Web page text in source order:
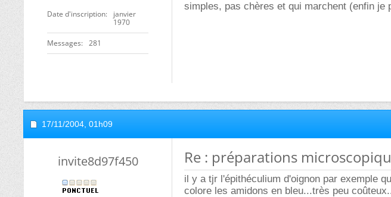
Date d'inscription
janvier
1970
Messages 281
simples, pas chères et qui marchent (enfin je
17/11/2004, 01h09
invite8d97f450 Re : préparations
il y a tjr l'épithéculium d'oignon par exemple
colore les amidons en bleu...très peu